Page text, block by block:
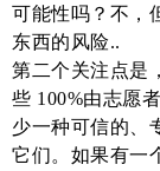
可能性吗？不，
东西的风险..
第二个关注点是
些 100%由志愿
少一种可信的、
它们。如果有一